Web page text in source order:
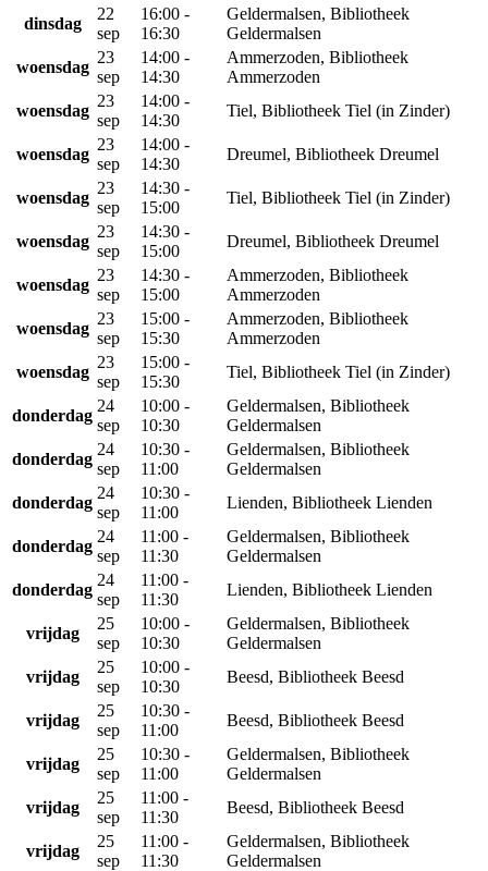
dinsdag
22
sep
16:00 -
16:30
Geldermalsen, Bibliotheek
Geldermalsen
woensdag
23
sep
14:00 -
14:30
Ammerzoden, Bibliotheek
Ammerzoden
woensdag
23
sep
14:00 -
14:30
Tiel, Bibliotheek Tiel (in Zinder)
woensdag
23
sep
14:00 -
14:30
Dreumel, Bibliotheek Dreumel
woensdag
23
sep
14:30 -
15:00
Tiel, Bibliotheek Tiel (in Zinder)
woensdag
23
sep
14:30 -
15:00
Dreumel, Bibliotheek Dreumel
woensdag
23
sep
14:30 -
15:00
Ammerzoden, Bibliotheek
Ammerzoden
woensdag
23
sep
15:00 -
15:30
Ammerzoden, Bibliotheek
Ammerzoden
woensdag
23
sep
15:00 -
15:30
Tiel, Bibliotheek Tiel (in Zinder)
donderdag
24
sep
10:00 -
10:30
Geldermalsen, Bibliotheek
Geldermalsen
donderdag
24
sep
10:30 -
11:00
Geldermalsen, Bibliotheek
Geldermalsen
donderdag
24
sep
10:30 -
11:00
Lienden, Bibliotheek Lienden
donderdag
24
sep
11:00 -
11:30
Geldermalsen, Bibliotheek
Geldermalsen
donderdag
24
sep
11:00 -
11:30
Lienden, Bibliotheek Lienden
vrijdag
25
sep
10:00 -
10:30
Geldermalsen, Bibliotheek
Geldermalsen
vrijdag
25
sep
10:00 -
10:30
Beesd, Bibliotheek Beesd
vrijdag
25
sep
10:30 -
11:00
Beesd, Bibliotheek Beesd
vrijdag
25
sep
10:30 -
11:00
Geldermalsen, Bibliotheek
Geldermalsen
vrijdag
25
sep
11:00 -
11:30
Beesd, Bibliotheek Beesd
vrijdag
25
sep
11:00 -
11:30
Geldermalsen, Bibliotheek
Geldermalsen